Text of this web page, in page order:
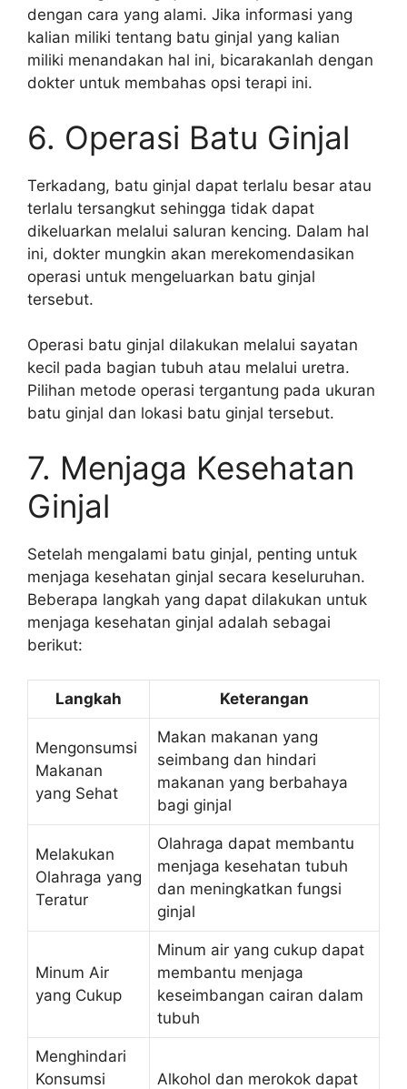
dengan cara yang alami. Jika informasi yang
kalian miliki tentang batu ginjal yang kalian
miliki menandakan hal ini, bicarakanlah dengan
dokter untuk membahas opsi terapi ini.
6. Operasi Batu Ginjal
Terkadang, batu ginjal dapat terlalu besar atau
terlalu tersangkut sehingga tidak dapat
dikeluarkan melalui saluran kencing. Dalam hal
ini, dokter mungkin akan merekomendasikan
operasi untuk mengeluarkan batu ginjal
tersebut.
Operasi batu ginjal dilakukan melalui sayatan
kecil pada bagian tubuh atau melalui uretra.
Pilihan metode operasi tergantung pada ukuran
batu ginjal dan lokasi batu ginjal tersebut.
7. Menjaga Kesehatan
Ginjal
Setelah mengalami batu ginjal, penting untuk
menjaga kesehatan ginjal secara keseluruhan.
Beberapa langkah yang dapat dilakukan untuk
menjaga kesehatan ginjal adalah sebagai
berikut:
Langkah Keterangan
Mengonsumsi
Makanan
yang Sehat
Makan makanan yang
seimbang dan hindari
makanan yang berbahaya
bagi ginjal
Melakukan
Olahraga yang
Teratur
Olahraga dapat membantu
menjaga kesehatan tubuh
dan meningkatkan fungsi
ginjal
Minum Air
yang Cukup
Minum air yang cukup dapat
membantu menjaga
keseimbangan cairan dalam
tubuh
Menghindari
Konsumsi
Alkohol dan merokok dapat